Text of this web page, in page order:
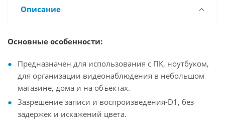
Описание
Основные особенности:
Предназначен для использования с ПК, ноутбуком,
для организации видеонаблюдения в небольшом
магазине, дома и на объектах.
Зазрешение записи и воспроизведения-D1, без
задержек и искажений цвета.